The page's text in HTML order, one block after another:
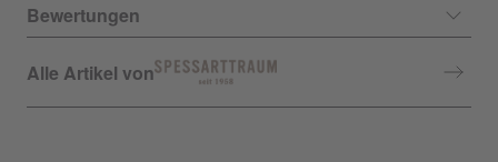
Bewertungen
Alle Artikel von